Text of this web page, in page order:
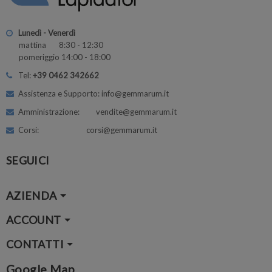
Lunedì - Venerdì
mattina 8:30 - 12:30
pomeriggio 14:00 - 18:00
Tel:+39 0462 342662
Assistenza e Supporto: info@gemmarum.it
Amministrazione: vendite@gemmarum.it
Corsi: corsi@gemmarum.it
SEGUICI
AZIENDA
ACCOUNT
CONTATTI